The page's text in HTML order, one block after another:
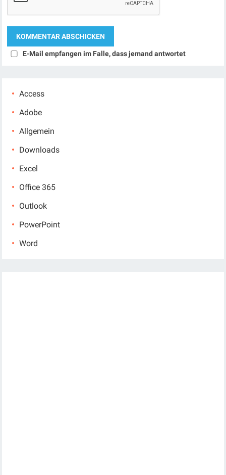
E-Mail empfangen im Falle, dass jemand antwortet
Access
Adobe
Allgemein
Downloads
Excel
Office 365
Outlook
PowerPoint
Word